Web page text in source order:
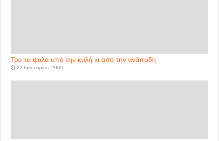
Του τα ψαλα από την καλή κι από την ανάποδη
22 Ιανουαρίου, 2009